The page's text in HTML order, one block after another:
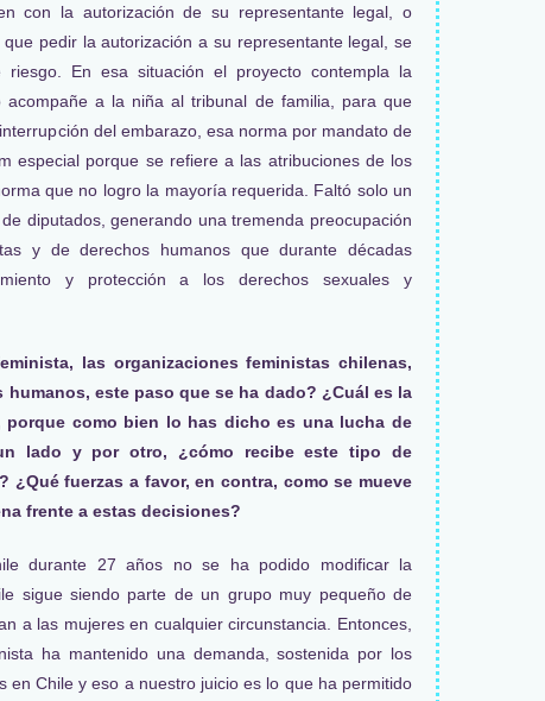
con la autorización de su representante legal, o
pedir la autorización a su representante legal, se
En esa situación el proyecto contempla la
acompañe a la niña al tribunal de familia, para que
del embarazo, esa norma por mandato de
especial porque se refiere a las atribuciones de los
que no logro la mayoría requerida. Faltó solo un
diputados, generando una tremenda preocupación
y de derechos humanos que durante décadas
y protección a los derechos sexuales y
las organizaciones feministas chilenas,
este paso que se ha dado? ¿Cuál es la
porque como bien lo has dicho es una lucha de
lado y por otro, ¿cómo recibe este tipo de
¿Qué fuerzas a favor, en contra, como se mueve
frente a estas decisiones?
durante 27 años no se ha podido modificar la
sigue siendo parte de un grupo muy pequeño de
a las mujeres en cualquier circunstancia. Entonces,
ha mantenido una demanda, sostenida por los
en Chile y eso a nuestro juicio es lo que ha permitido